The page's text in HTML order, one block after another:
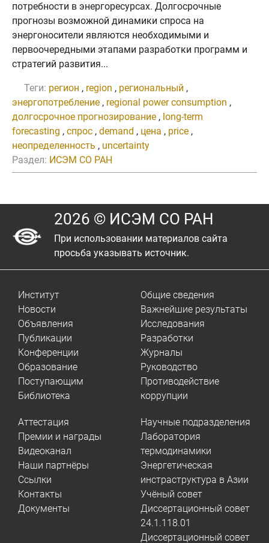
потребности в энергоресурсах. Долгосрочные
прогнозы возможной динамики спроса на
энергоносители являются необходимыми и
первоочередными этапами разработки программ и
стратегий развития...
Теги: регион , region , региональный ,
энергопотребление , regional power consumption ,
долгосрочное прогнозирование , long-term
forecasting , спрос , demand , цена , price ,
неопределенность , uncertainty
Раздел: ИСЭМ СО РАН
2026 © ИСЭМ СО РАН
При использовании материалов сайта
просьба указывать источник.
Институт
Новости
Объявления
Публикации
Конференции
Образование
Поступающим
Библиотека
Общие сведения
Важнейшие результаты
Исследования
Разработки
Журналы
Руководство
Противодействие
коррупции
Аттестация
Премии и награды
Видеоканал
Наши партнёры
Ссылки
Контакты
Документы
Научные подразделения
Лаборатория
термодинамики
Энергетическая
инстраструктура в Азии
Учёный совет
Диссертационный совет
24.1.118.01
Диссертационный совет